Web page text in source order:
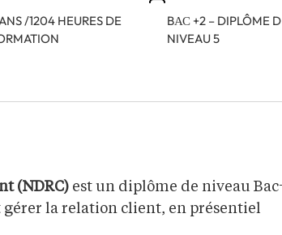
/1204 HEURES DE
BАС +2 – DIPLÔME
NIVEAU 5
(NDRC) est un diplôme de niveau
gérer la relation client, en présentiel